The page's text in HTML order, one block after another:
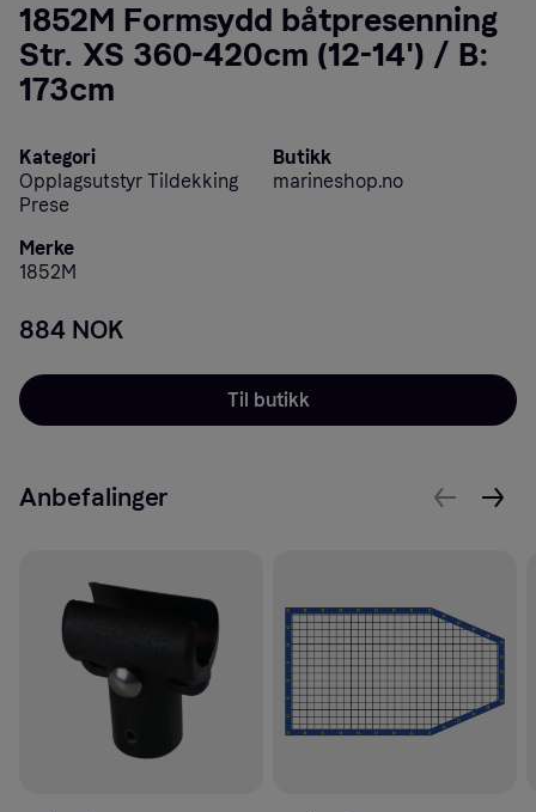
1852M Formsydd båtpresenning
Str. XS 360-420cm (12-14') / B:
173cm
Kategori
Opplagsutstyr Tildekking
Prese
Butikk
marineshop.no
Merke
1852M
884 NOK
Til butikk
Anbefalinger